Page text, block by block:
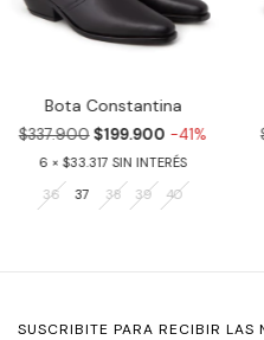
Bota Constantina
$337.900$199.900 -41%
6
$33.317
36
37 38 39 40
SUSCRIBITE PARA RECIBIR LAS